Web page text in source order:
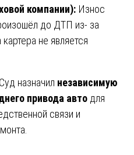
компании): Износ
до ДТП из- за
не является
Суд назначил независимую
привода авто для
связи и